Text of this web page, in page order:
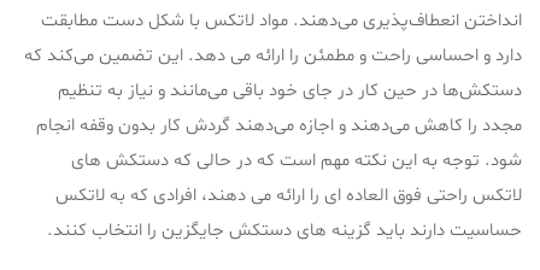
انداختن انعطاف‌پذیری می‌دهند. مواد لاتکس با شکل دست مطابقت
دارد و احساسی راحت و مطمئن را ارائه می دهد. این تضمین می‌کند که
دستکش‌ها در حین کار در جای خود باقی می‌مانند و نیاز به تنظیم
مجدد را کاهش می‌دهند و اجازه می‌دهند گردش کار بدون وقفه انجام
شود. توجه به این نکته مهم است که در حالی که دستکش های
لاتکس راحتی فوق العاده ای را ارائه می دهند، افرادی که به لاتکس
حساسیت دارند باید گزینه های دستکش جایگزین را انتخاب کنند.